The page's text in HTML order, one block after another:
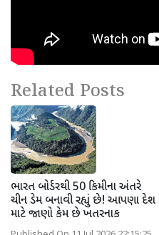
Related Posts
ભારત બોર્ડરથી 50 કિમીના અંતરે
ચીન ડેમ બનાવી રહ્યું છે! આપણા દેશ
માટે જાણો કેમ છે ખતરનાક